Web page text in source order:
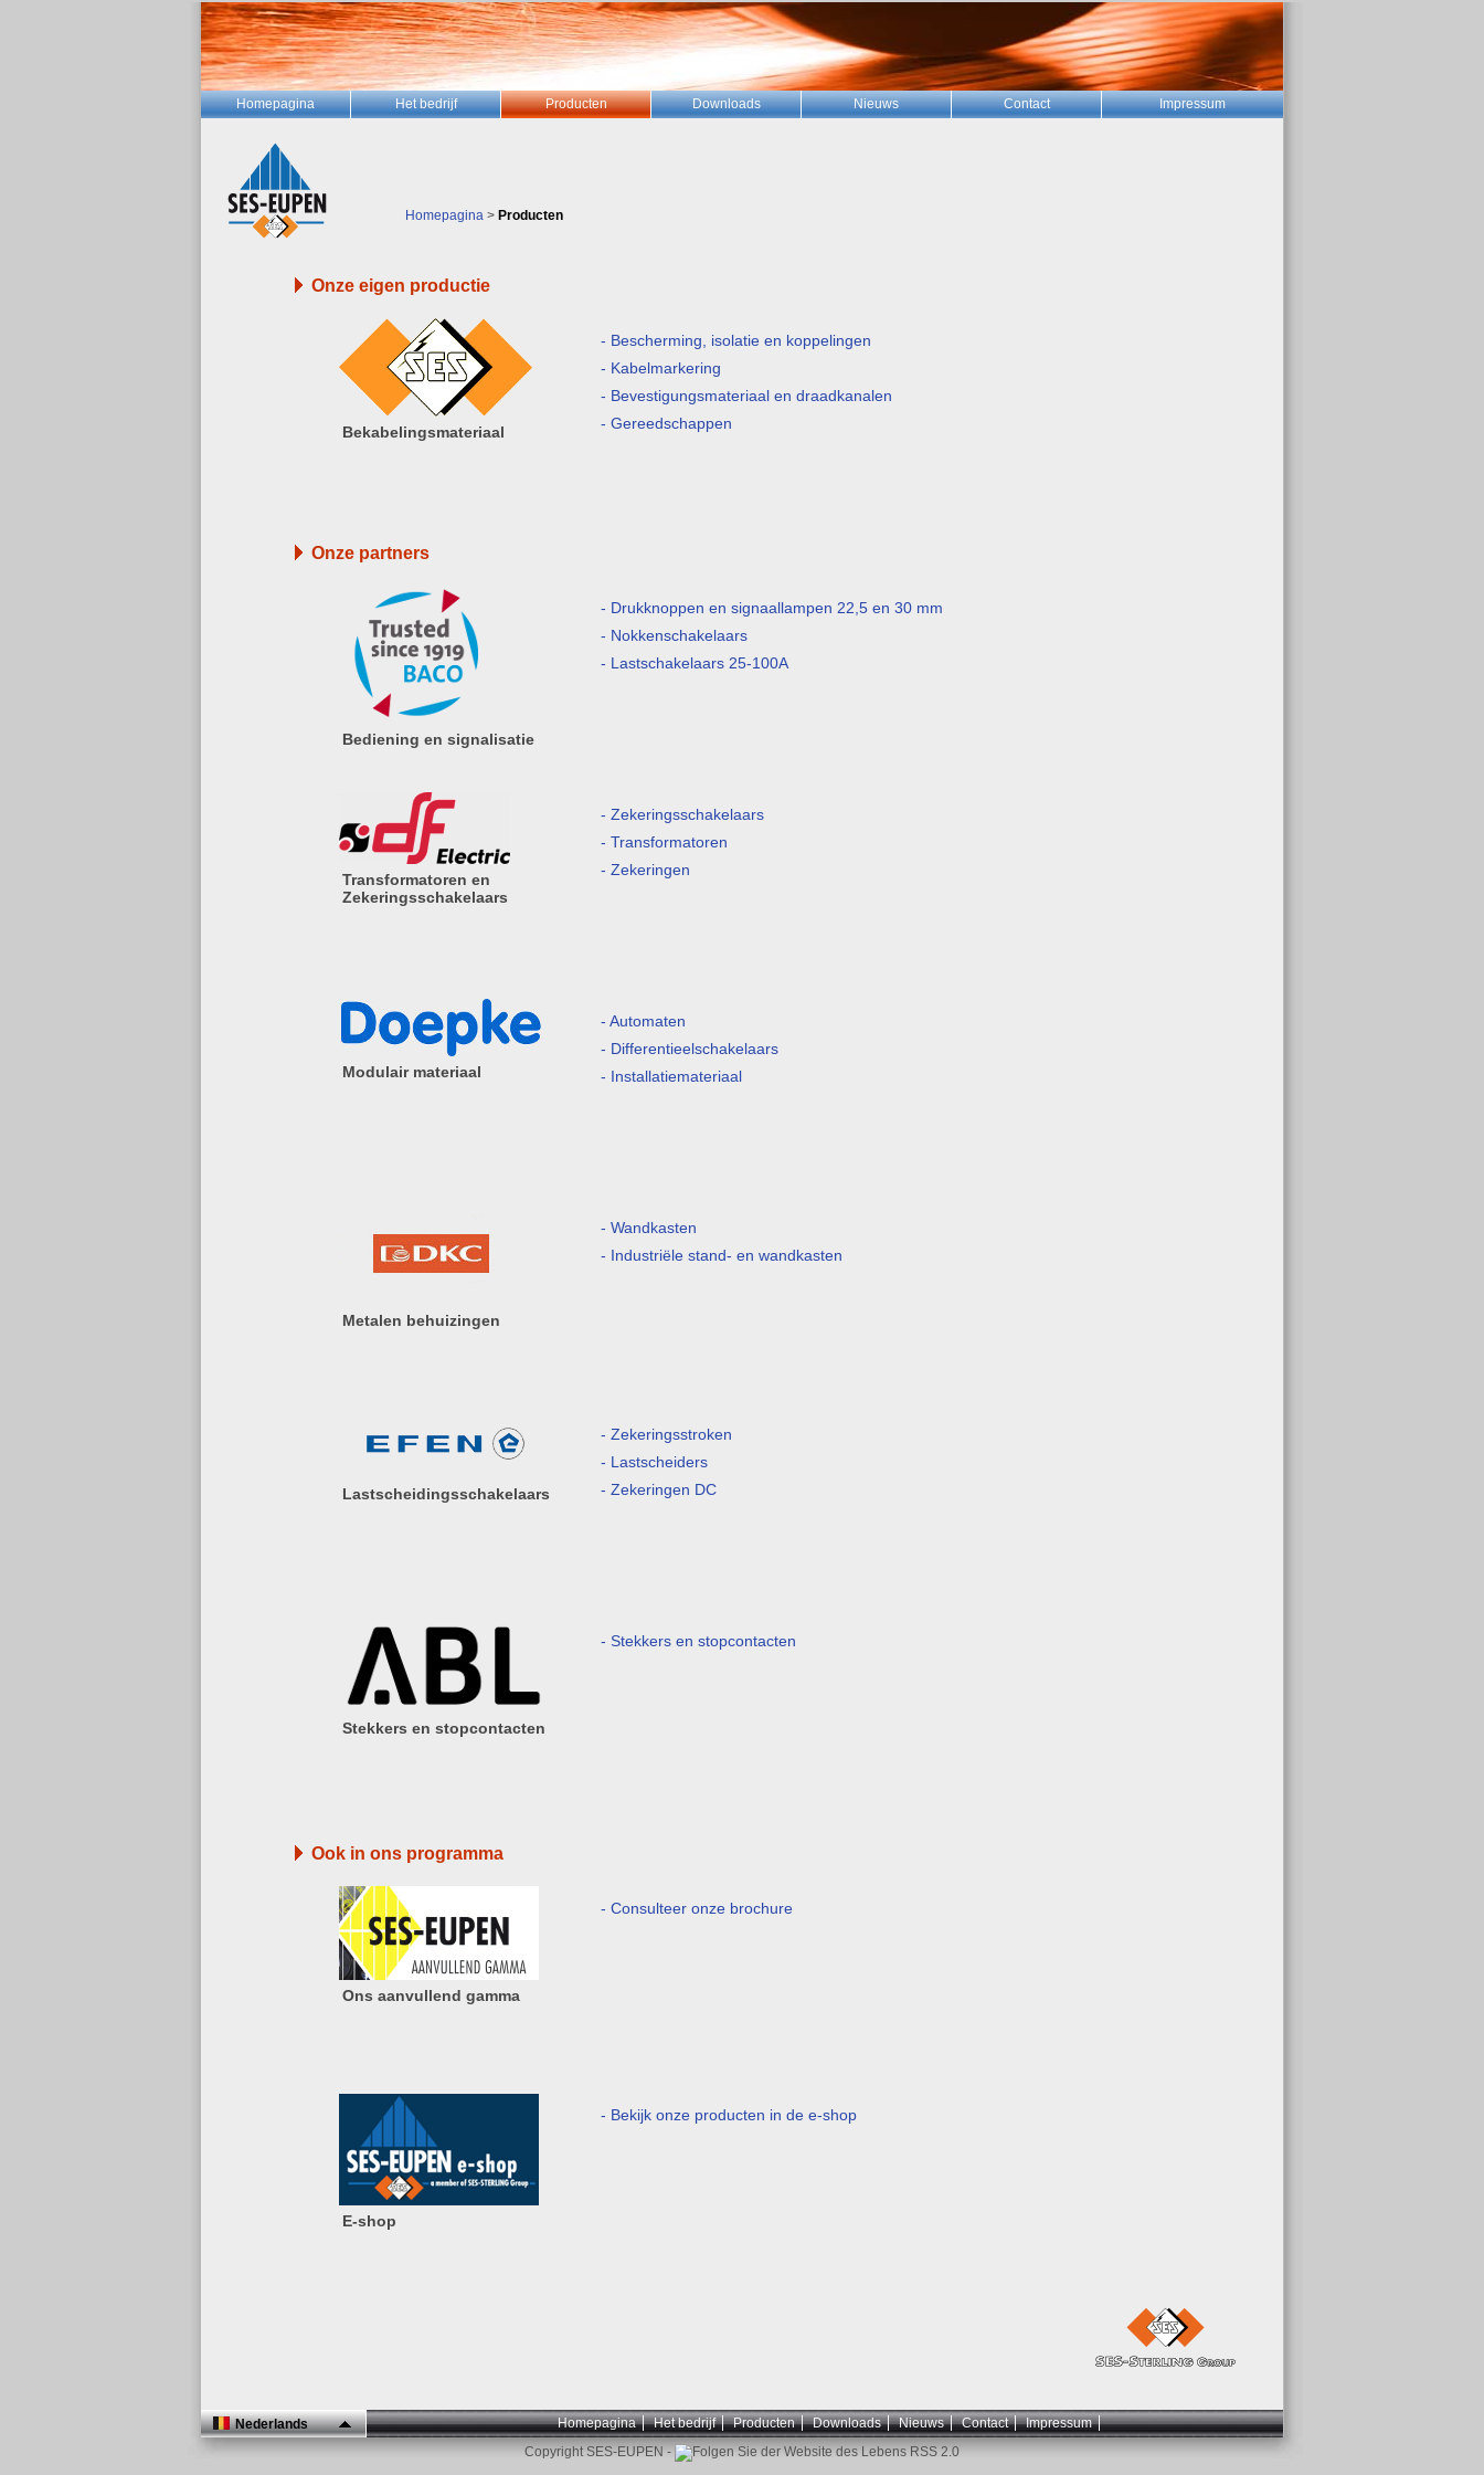
Homepagina Het bedrijf Producten Downloads Nieuws Contact Impressum
Homepagina > Producten
Onze eigen productie
Bekabelingsmateriaal
- Bescherming, isolatie en koppelingen
- Kabelmarkering
- Bevestigungsmateriaal en draadkanalen
- Gereedschappen
Onze partners
Bediening en signalisatie
- Drukknoppen en signaallampen 22,5 en 30 mm
- Nokkenschakelaars
- Lastschakelaars 25-100A
Transformatoren en
Zekeringsschakelaars
- Zekeringsschakelaars
- Transformatoren
- Zekeringen
Modulair materiaal
- Automaten
- Differentieelschakelaars
- Installatiemateriaal
Metalen behuizingen
- Wandkasten
- Industriële stand- en wandkasten
Lastscheidingsschakelaars
- Zekeringsstroken
- Lastscheiders
- Zekeringen DC
Stekkers en stopcontacten
- Stekkers en stopcontacten
Ook in ons programma
Ons aanvullend gamma
- Consulteer onze brochure
E-shop
- Bekijk onze producten in de e-shop
Nederlands Homepagina Het bedrijf Producten Downloads Nieuws Contact
Impressum
Copyright SES-EUPEN -
RSS 2.0